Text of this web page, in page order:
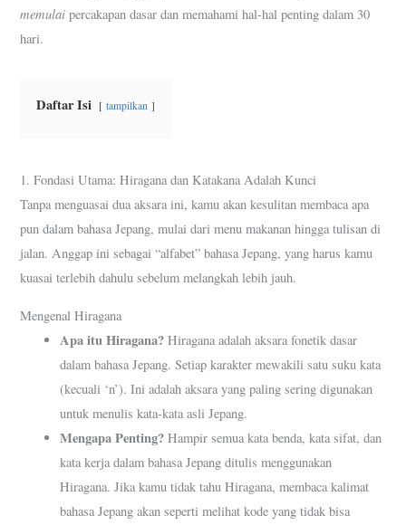
memulai percakapan dasar dan memahami hal-hal penting dalam 30
hari.
Daftar Isi tampilkan
1. Fondasi Utama: Hiragana dan Katakana Adalah Kunci
Tanpa menguasai dua aksara ini, kamu akan kesulitan membaca apa
pun dalam bahasa Jepang, mulai dari menu makanan hingga tulisan di
jalan. Anggap ini sebagai “alfabet” bahasa Jepang, yang harus kamu
kuasai terlebih dahulu sebelum melangkah lebih jauh.
Mengenal Hiragana
Apa itu Hiragana? Hiragana adalah aksara fonetik dasar
dalam bahasa Jepang. Setiap karakter mewakili satu suku kata
(kecuali ‘n’). Ini adalah aksara yang paling sering digunakan
untuk menulis kata-kata asli Jepang.
Mengapa Penting? Hampir semua kata benda, kata sifat, dan
kata kerja dalam bahasa Jepang ditulis menggunakan
Hiragana. Jika kamu tidak tahu Hiragana, membaca kalimat
bahasa Jepang akan seperti melihat kode yang tidak bisa